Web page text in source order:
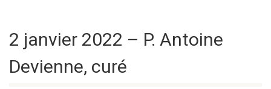
2 janvier 2022 – P. Antoine
Devienne, curé